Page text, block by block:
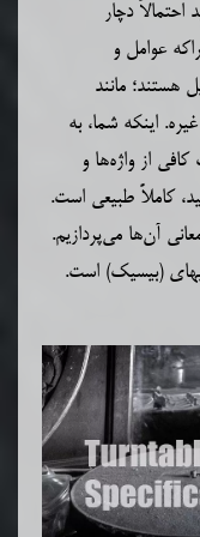
احتمالاً دچار
عوامل و
مانند
اینکه شما، به
از واژه‌ها و
کاملاً طبیعی است.
آن‌ها می‌پردازیم.
ای (بیسیک) است.